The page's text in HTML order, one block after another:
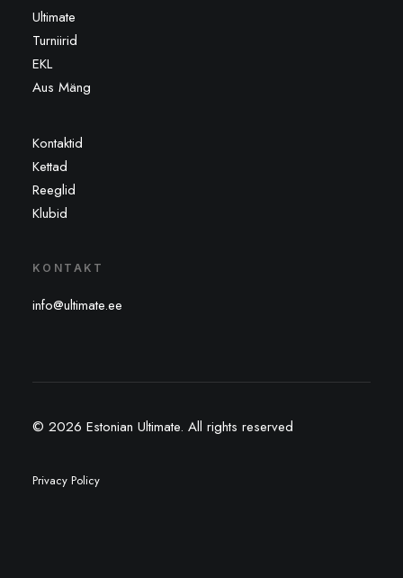
Ultimate
Turniirid
EKL
Aus Mäng
Kontaktid
Kettad
Reeglid
Klubid
KONTAKT
info@ultimate.ee
© 2026 Estonian Ultimate. All rights reserved
Privacy Policy